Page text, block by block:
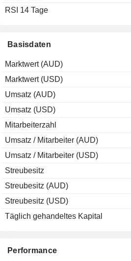
Performance
Basisdaten
Marktwert (AUD)
Marktwert (USD)
Umsatz (AUD)
Umsatz (USD)
Mitarbeiterzahl
Umsatz / Mitarbeiter (AUD)
Umsatz / Mitarbeiter (USD)
Streubesitz
Streubesitz (AUD)
Streubesitz (USD)
Täglich gehandeltes Kapital
RSI 14 Tage